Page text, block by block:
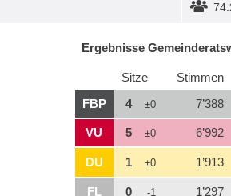
Ergebnisse
Sitze Stimmen
FBP
4 ±0 7’388
VU 5 ±0 6’992
DU 1 ±0 1’913
FL 0 -1 1’297